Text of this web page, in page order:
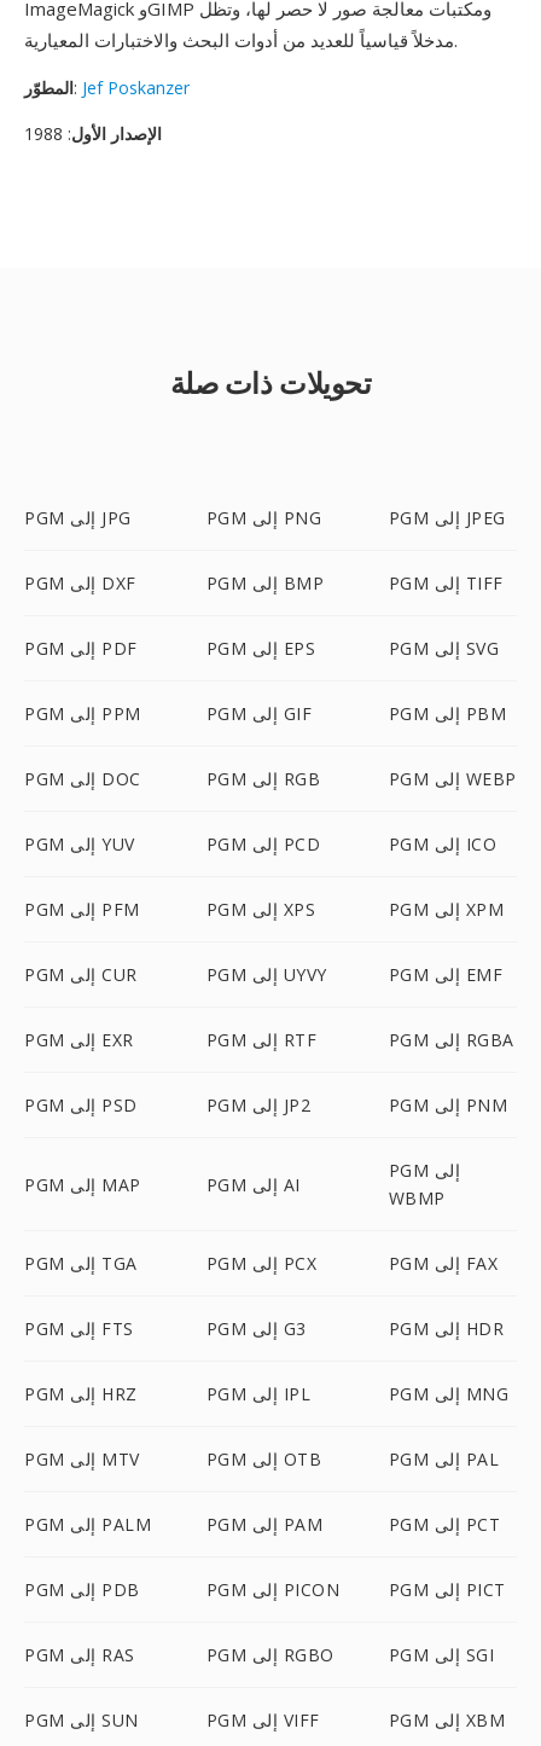
ImageMagick وGIMP ومكتبات معالجة صور لا حصر لها، وتظل
مدخلاً قياسياً للعديد من أدوات البحث والاختبارات المعيارية.
المطوّر: Jef Poskanzer
الإصدار الأول: 1988
تحويلات ذات صلة
PGM إلى JPG PGM إلى PNG PGM إلى JPEG
PGM إلى DXF PGM إلى BMP PGM إلى TIFF
PGM إلى PDF PGM إلى EPS PGM إلى SVG
PGM إلى PPM PGM إلى GIF PGM إلى PBM
PGM إلى DOC PGM إلى RGB PGM إلى WEBP
PGM إلى YUV PGM إلى PCD PGM إلى ICO
PGM إلى PFM PGM إلى XPS PGM إلى XPM
PGM إلى CUR PGM إلى UYVY PGM إلى EMF
PGM إلى EXR PGM إلى RTF PGM إلى RGBA
PGM إلى PSD PGM إلى JP2 PGM إلى PNM
PGM إلى MAP PGM إلى AI
PGM إلى
WBMP
PGM إلى TGA PGM إلى PCX PGM إلى FAX
PGM إلى FTS PGM إلى G3 PGM إلى HDR
PGM إلى HRZ PGM إلى IPL PGM إلى MNG
PGM إلى MTV PGM إلى OTB PGM إلى PAL
PGM إلى PALM PGM إلى PAM PGM إلى PCT
PGM إلى PDB PGM إلى PICON PGM إلى PICT
PGM إلى RAS PGM إلى RGBO PGM إلى SGI
PGM إلى SUN PGM إلى VIFF PGM إلى XBM